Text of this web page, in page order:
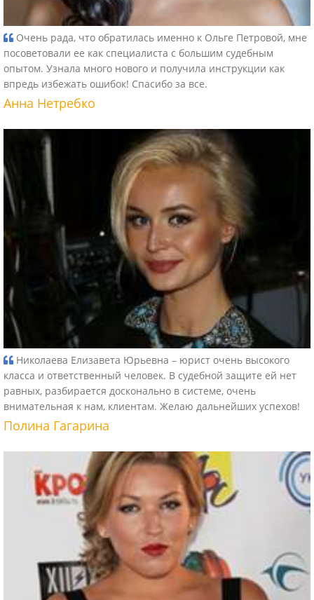
Очень рада, что обратилась именно к Ольге Петровой, мне
посоветовали ее как специалиста с большим судебным
опытом. Узнала много нового и получила инструкции как
впредь избежать ошибок! Спасибо за все.
Анна Нетребко
Николаева Елизавета Юрьевна – юрист очень высокого
класса и ответственный человек. В судебной защите ей нет
равных, разбирается досконально в системе, очень
внимательная к нам, клиентам. Желаю дальнейших успехов!
Полина Гагарина